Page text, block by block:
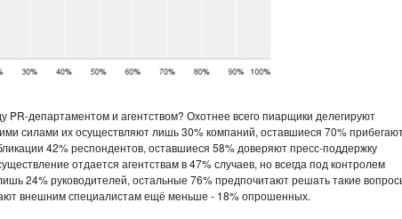
департаментом и агентством? Охотнее всего пиарщики делегируют
силами их осуществляют лишь 30% компаний, оставшиеся 70%
42% респондентов, оставшиеся 58% доверяют пресс-поддержку
отдается агентствам в 47% случаев, но всегда под контролем
24% руководителей, остальные 76% предпочитают решать такие
внешним специалистам ещё меньше - 18% опрошенных.